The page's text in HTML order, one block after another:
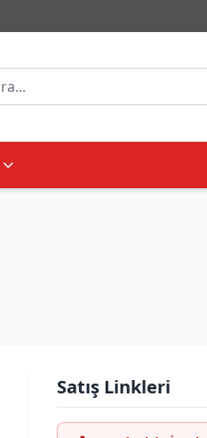
Satış Linkleri